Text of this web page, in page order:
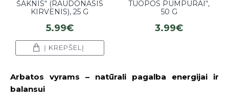
Arbatos vyrams – natūrali pagalba energijai ir
balansui
ŠAKNIS“ (RAUDONASIS
KIRVENIS), 25 G
5.99€
Į KREPŠELĮ
TUOPOS PUMPURAI“,
50 G
3.99€